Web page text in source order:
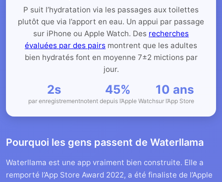
P suit l’hydratation via les passages aux toilettes
plutôt que via l’apport en eau. Un appui par passage
sur iPhone ou Apple Watch. Des recherches
évaluées par des pairs montrent que les adultes
bien hydratés font en moyenne 7±2 mictions par
jour.
2s
par enregistrement
45%
notent depuis l’Apple Watch
10 ans
sur l’App Store
Pourquoi les gens passent de Waterllama
Waterllama est une app vraiment bien construite. Elle a
remporté l’App Store Award 2022, a été finaliste de l’Apple